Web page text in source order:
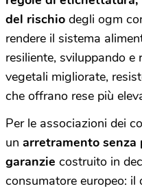
del rischio degli ogm
rendere il sistema
resiliente, sviluppando e
vegetali migliorate,
che offrano rese più
Per le associazioni dei
un arretramento
garanzie costruito in
consumatore europeo: